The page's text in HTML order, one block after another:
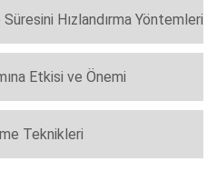
Hızlandırma Yöntemleri
Etkisi ve Önemi
Teknikleri